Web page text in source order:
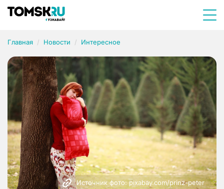
Главная Новости Интересное
Источник фото: pixabay.com/prinz-peter